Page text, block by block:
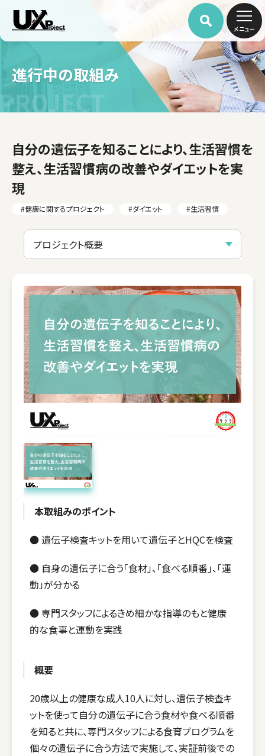
メニュー
進行中の取組み
自分の遺伝子を知ることにより、生活習慣を
整え、生活習慣病の改善やダイエットを実
現
#健康に関するプロジェクト #ダイエット #生活習慣
本取組みのポイント
● 遺伝子検査キットを用いて遺伝子とHQCを検査
● 自身の遺伝子に合う「食材」、「食べる順番」、「運
動」が分かる
● 専門スタッフによるきめ細かな指導のもと健康
的な食事と運動を実践
概要
20歳以上の健康な成人10人に対し、遺伝子検査キ
ットを使って自分の遺伝子に合う食材や食べる順番
を知ると共に、専門スタッフによる食育プログラムを
個々の遺伝子に合う方法で実施して、実証前後での